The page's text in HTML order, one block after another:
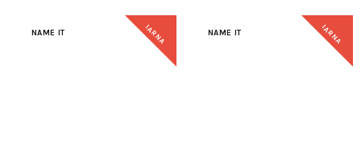
NAME IT IARNA NAME IT IARNA